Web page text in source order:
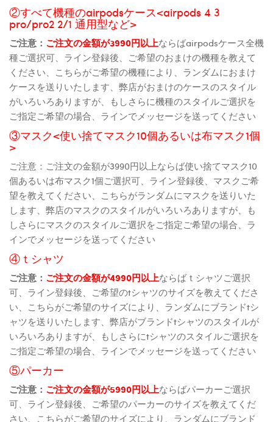
②すべて機種のairpodsケース<airpods 4 3
pro/pro2 2/1 通用型など>
ご注意： ご注文の金額が3990円以上ならばairpodsケース全機
種ご選択可、ライン登録後、ご希望のおまけの機種を教えて
ください、こちらがご希望の機種により、ランダムにおまけ
ケースを送りいたします、弊店がおまけのケースのスタイル
がいろいろありますが、もしさらに機種のスタイルご選択を
ご指定ご希望の場合、ラインでメッセージを送ってください
③マスク<使い捨てマスク10個あるいは布マスク1個
>
ご注意：ご注文の金額が3990円以上ならば使い捨てマスク10
個あるいは布マスク1個ご選択可、ライン登録後、マスクご希
望を教えてください、こちらがランダムにマスクを送りいた
します、弊店のマスクのスタイルがいろいろありますが、も
しさらにマスクのスタイルご選択をご指定ご希望の場合、ラ
インでメッセージを送ってください
④ｔシャツ
ご注意： ご注文の金額が4990円以上ならばｔシャツご選択
可、ライン登録後、ご希望のtシャツのサイズを教えてくださ
い、こちらがご希望のサイズにより、ランダムにブランドtシ
ャツを送りいたします、弊店がブランドtシャツのスタイルが
いろいろありますが、もしさらにtシャツのスタイルご選択を
ご指定ご希望の場合、ラインでメッセージを送ってください
⑤パーカー
ご注意： ご注文の金額が5990円以上ならばパーカーご選択
可、ライン登録後、ご希望のパーカーのサイズを教えてくだ
さい、こちらがご希望のサイズにより、ランダムにブランド